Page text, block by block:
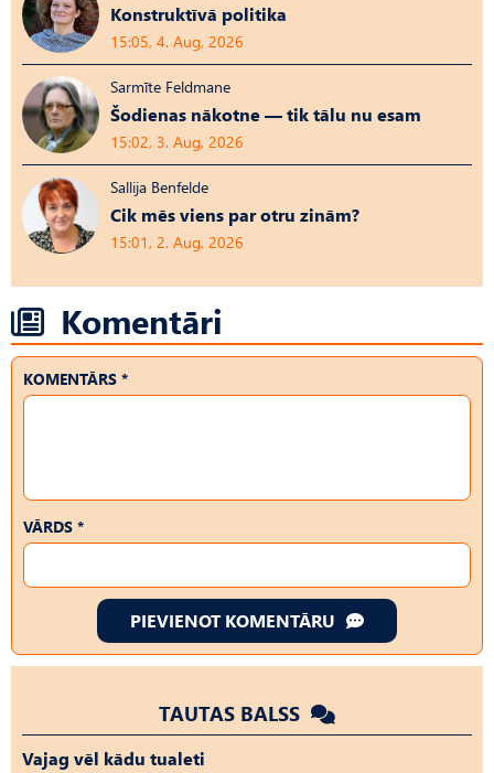
Konstruktīvā politika
15:05, 4. Aug, 2026
Sarmīte Feldmane
Šodienas nākotne — tik tālu nu esam
15:02, 3. Aug, 2026
Sallija Benfelde
Cik mēs viens par otru zinām?
15:01, 2. Aug, 2026
Komentāri
KOMENTĀRS *
VĀRDS *
PIEVIENOT KOMENTĀRU
TAUTAS BALSS
Vajag vēl kādu tualeti